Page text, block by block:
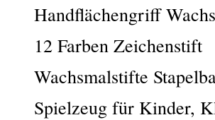
Handflächengriff
12 Farben Zeichenstift
Wachsmalstifte
Spielzeug für Kinder,